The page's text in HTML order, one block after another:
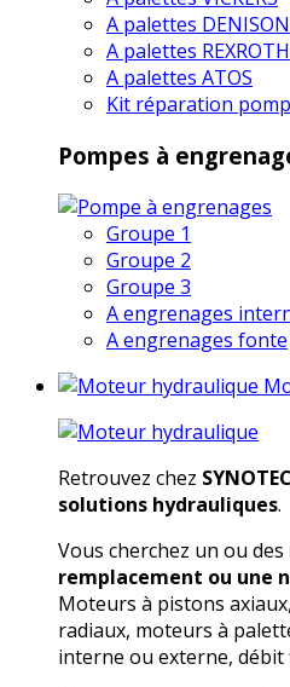
A palettes DENISON
A palettes REXROTH
A palettes ATOS
Kit réparation
Pompes à
Groupe 1
Groupe 2
Groupe 3
A engrenages
A engrenages fonte
Retrouvez chez
solutions hydrauliques.
Vous cherchez un ou des
remplacement ou une
Moteurs à pistons
radiaux, moteurs à
interne ou externe, débit